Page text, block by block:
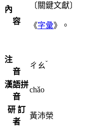
內
容
〔關鍵文獻〕
《字彙》。
注
音
ㄔㄠˇ
漢語拼
音
chǎo
研 訂
者
黃沛榮